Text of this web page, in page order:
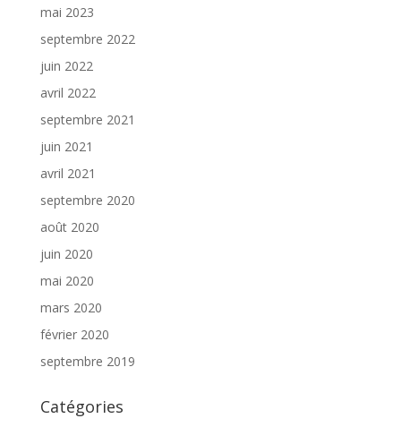
mai 2023
septembre 2022
juin 2022
avril 2022
septembre 2021
juin 2021
avril 2021
septembre 2020
août 2020
juin 2020
mai 2020
mars 2020
février 2020
septembre 2019
Catégories